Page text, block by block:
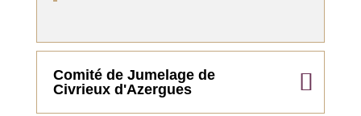
Comité de Jumelage de
Civrieux d'Azergues